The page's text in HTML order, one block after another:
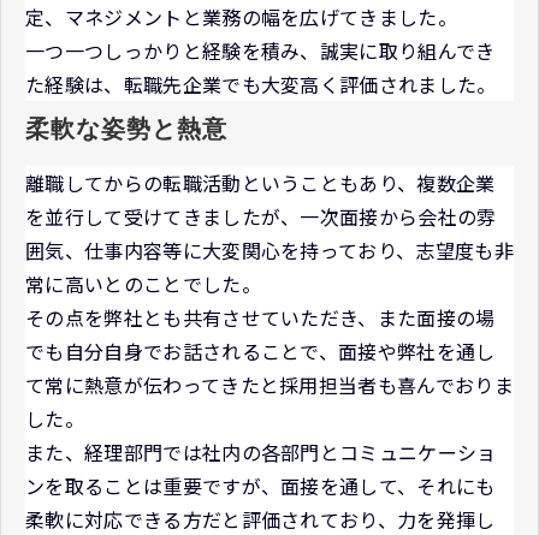
定、マネジメントと業務の幅を広げてきました。
一つ一つしっかりと経験を積み、誠実に取り組んでき
た経験は、転職先企業でも大変高く評価されました。
柔軟な姿勢と熱意
離職してからの転職活動ということもあり、複数企業
を並行して受けてきましたが、一次面接から会社の雰
囲気、仕事内容等に大変関心を持っており、志望度も非
常に高いとのことでした。
その点を弊社とも共有させていただき、また面接の場
でも自分自身でお話されることで、面接や弊社を通し
て常に熱意が伝わってきたと採用担当者も喜んでおりま
した。
また、経理部門では社内の各部門とコミュニケーショ
ンを取ることは重要ですが、面接を通して、それにも
柔軟に対応できる方だと評価されており、力を発揮し